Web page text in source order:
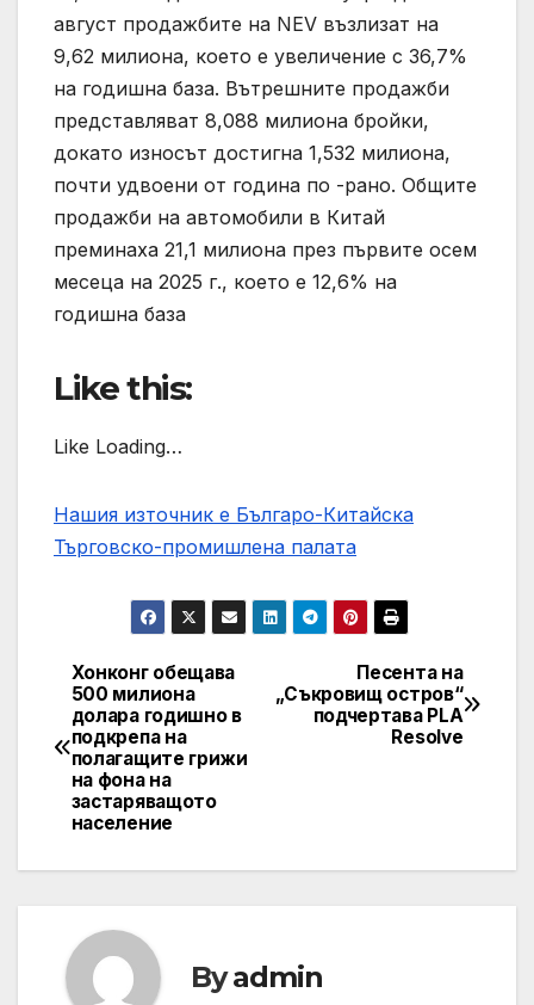
август продажбите на NEV възлизат на
9,62 милиона, което е увеличение с 36,7%
на годишна база. Вътрешните продажби
представляват 8,088 милиона бройки,
докато износът достигна 1,532 милиона,
почти удвоени от година по -рано. Общите
продажби на автомобили в Китай
преминаха 21,1 милиона през първите осем
месеца на 2025 г., което е 12,6% на
годишна база
Like this:
Like Loading…
Нашия източник е Българо-Китайска
Търговско-промишлена палaта
Post
navigation
Песента на
„Съкровищ остров“
подчертава PLA
Resolve
Хонконг обещава
500 милиона
долара годишно в
подкрепа на
полагащите грижи
на фона на
застаряващото
население
Byadmin